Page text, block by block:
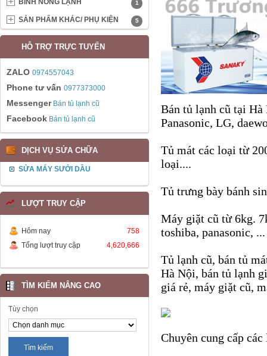
Bán tủ lạnh cũ tại
Panasonic, LG,
Tủ mát các loại từ
loại....
Tủ trưng bày bánh
Máy giặt cũ từ 6kg.
toshiba, panasonic, ...
Tủ lạnh cũ, bán tủ
Hà Nội, bán tủ lạnh
giá rẻ, máy giặt cũ,
Chuyên cung cấp
BÌNH NÓNG LẠNH 1
SẢN PHẨM KHÁC/ PHỤ KIỆN 5
HỖ TRỢ TRỰC TUYẾN
ZALO 0974557043
Phone tư vấn 0977373000
Messenger Bán tủ lạnh cũ
Facebook Bán tủ lạnh cũ
DỊCH VỤ SỬA CHỮA
SỬA MÁY SƯỞI DẦU
LƯỢT TRUY CẬP
Hôm nay
758
Tổng lượt truy cập
4,620,666
TÌM KIẾM NÂNG CAO
Tùy chọn